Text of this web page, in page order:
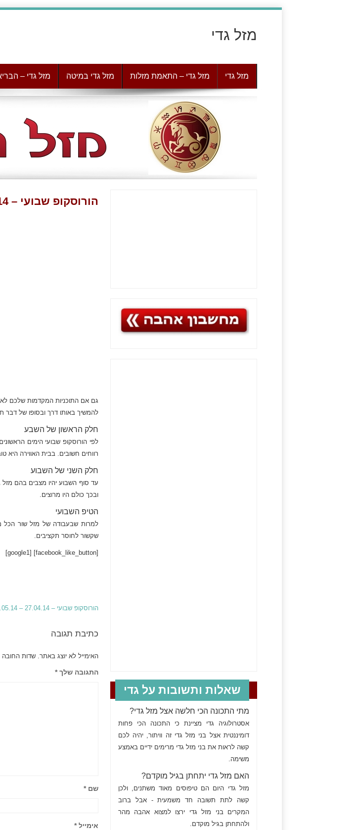
מזל גדי
מזל גדי מזל גדי – התאמת מזלות מזל גדי במיטה מזל גדי –
הורוסקופ שבועי – 20.04.14 – 26.04.14
גם אם התוכניות המקדמות שלכם
להמשיך באותו דרך ובסופו של דבר
חלק הראשון של השבע
לפי הורוסקופ שבועי הימים
רווחים חשובים. בבית האווירה היא
חלק השני של השבוע
עד סוף השבוע יהיו מצבים בהם מזל
ובכך כולם היו מרוצים.
הטיפ השבועי
למרות שבעבודה של מזל שור הכל
שקשור לחוסר תקציבים.
[facebook_like_button] [google1]
הורוסקופ שבועי – 27.04.14 – 03.05.14
כתיבת תגובה
האימייל לא יוצג באתר. שדות
התגובה שלך*
שם*
אימייל*
שאלות ותשובות על גדי
מתי התכונה הכי חלשה אצל מזל גדי?
אסטרולוגיה גדי מציינת כי התכונה הכי פחות
דומיננטית אצל בני מזל גדי זה וויתור, יהיה לכם
קשה לראות את בני מזל גדי מרימים ידיים באמצע
משימה.
האם מזל גדי יתחתן בגיל מוקדם?
מזל גדי היום הם טיפוסים מאוד משתנים, ולכן
קשה לתת תשובה חד משמעית - אבל ברוב
המקרים בני מזל גדי ירצו למצוא אהבה מהר
ולהתחתן בגיל מוקדם.